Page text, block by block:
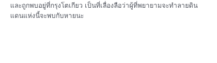
และถูกพบอยู่ที่กรุงโตเกียว เป็นที่เลื่องลือว่าผู้ที่พยายามจะทำลายดิน
แดนแห่งนี้จะพบกับหายนะ